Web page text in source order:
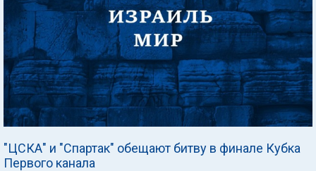
"ЦСКА" и "Спартак" обещают битву в финале Кубка
Первого канала